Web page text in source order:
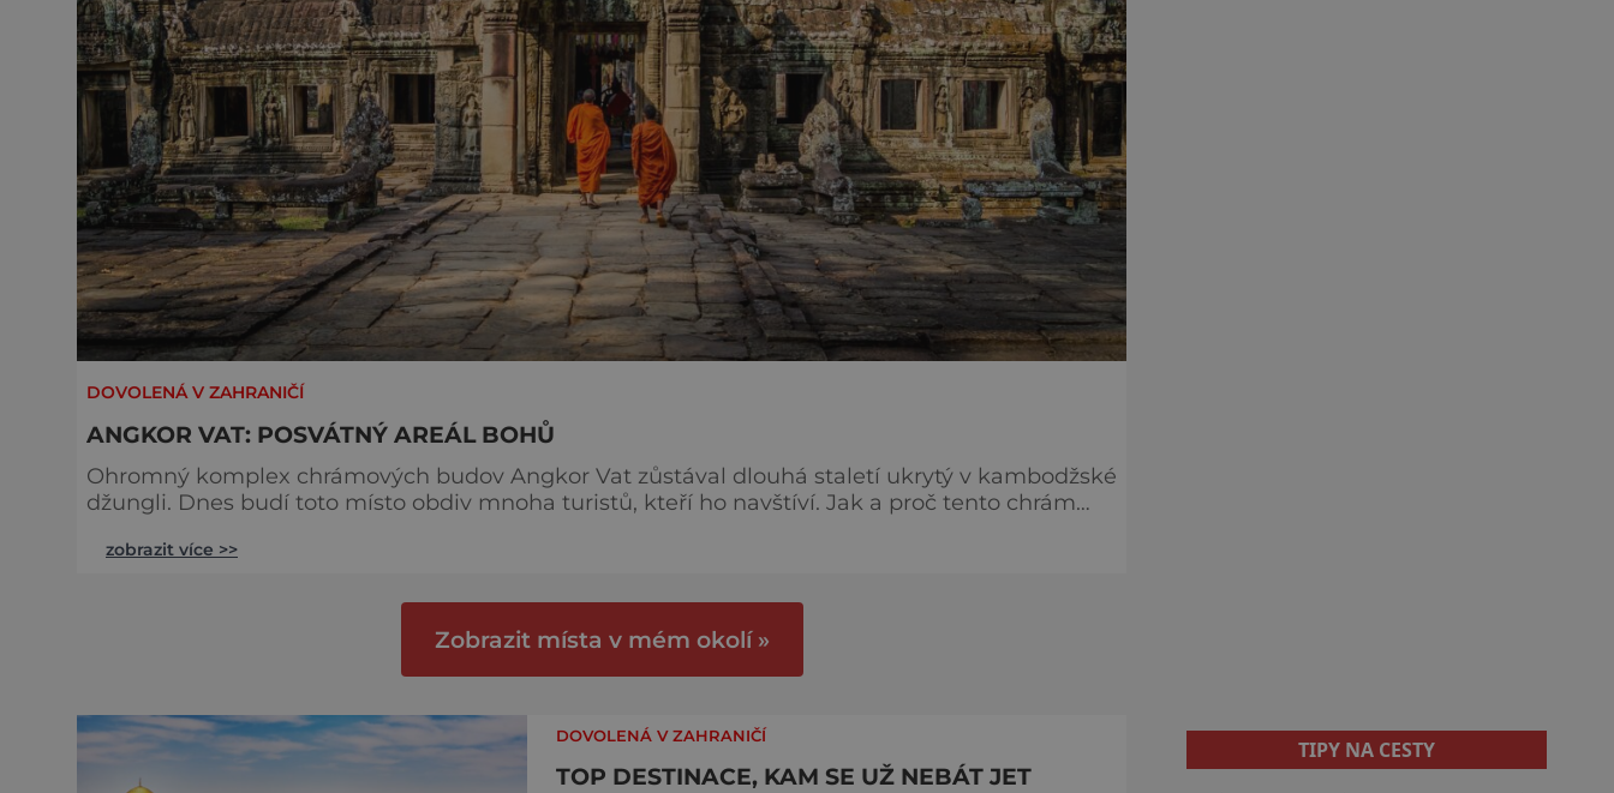
DOVOLENÁ V ZAHRANIČÍ
ANGKOR VAT: POSVÁTNÝ AREÁL BOHŮ
Ohromný komplex chrámových budov Angkor Vat zůstával dlouhá staletí ukrytý v kambodžské
džungli. Dnes budí toto místo obdiv mnoha turistů, kteří ho navštíví. Jak a proč tento chrám
komplex s názvem Angkor Vat. Jeho obvodové zdi mají délku 1024 x 802 metrů a výšku 4,5
zobrazit více >>
Zobrazit místa v mém okolí »
DOVOLENÁ V ZAHRANIČÍ
TOP DESTINACE, KAM SE UŽ NEBÁT JET
TIPY NA CESTY